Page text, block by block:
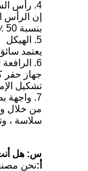
4. رأس السلطة
إن الرأس
بنسبة 50 ٪ من المنتجات المماثلة الأخرى
5. الهيكل
يعتمد سائق
6. الرافعة الرئيسية
جهاز حفر
تشكيل
7. واجهة بصرية بين الإنسان والآلة
من خلال
سلاسة ،
س: هل
أ:نحن